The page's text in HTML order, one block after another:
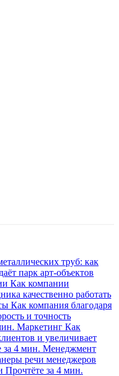
труб: как
парк арт-объектов
Как компании
качественно работать
Как компания благодаря
и точность
Маркетинг Как
и увеличивает
за 4 мин. Менеджмент
речи менеджеров
Прочтёте за 4 мин.